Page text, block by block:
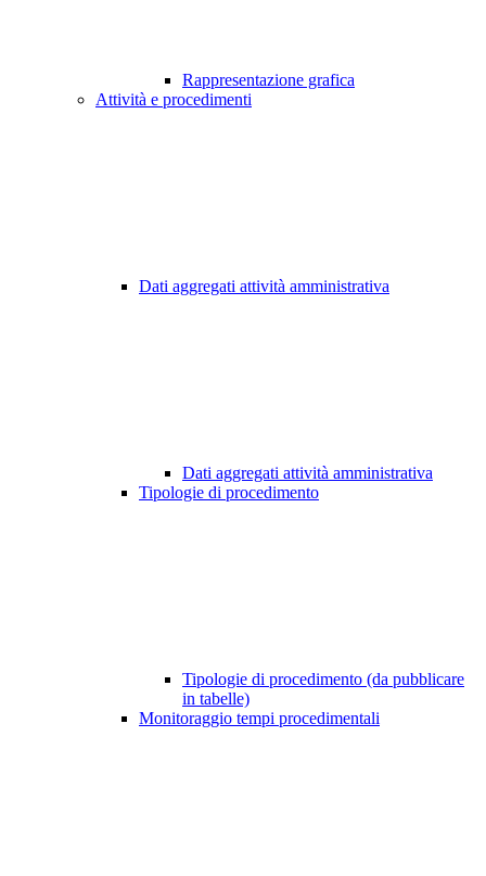
Rappresentazione grafica
Attività e procedimenti
Dati aggregati attività amministrativa
Dati aggregati attività amministrativa
Tipologie di procedimento
Tipologie di procedimento (da pubblicare
in tabelle)
Monitoraggio tempi procedimentali